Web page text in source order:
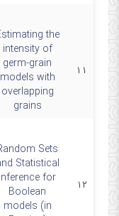
۱۱
the
intensity of
germ-grain
models with
overlapping
grains
۱۲
Sets
‎Statistical
Inference for
Boolean
models‎ (in